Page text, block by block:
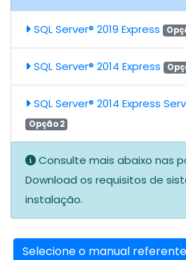
SQL Server® 2019 Express
SQL Server® 2014 Express
SQL Server® 2014 Express
Opção 2
Consulte mais abaixo nas
Download os requisitos de
instalação.
Selecione o manual